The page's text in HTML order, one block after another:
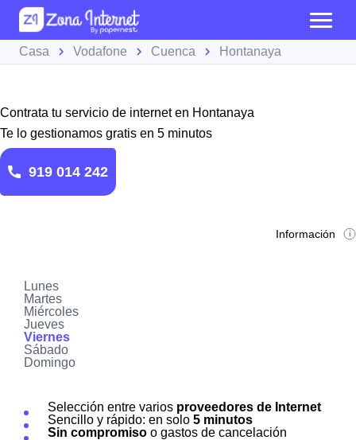
Casa Vodafone Cuenca Hontanaya
Contrata tu servicio de internet en Hontanaya
Te lo gestionamos gratis en 5 minutos
919 014 242
Información
Lunes
Martes
Miércoles
Jueves
Viernes
Sábado
Domingo
Selección entre varios proveedores de Internet
Sencillo y rápido: en solo 5 minutos
Sin compromiso o gastos de cancelación